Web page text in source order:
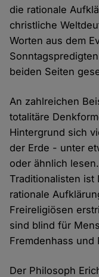
die rationale
christliche
Worten aus dem
beiden Seiten
An zahlreichen
totalitäre
Hintergrund sich
der Erde - unter
oder ähnlich
Traditionalisten ist
rationale
Freireligiösen
sind blind für
Fremdenhass und
Der Philosoph